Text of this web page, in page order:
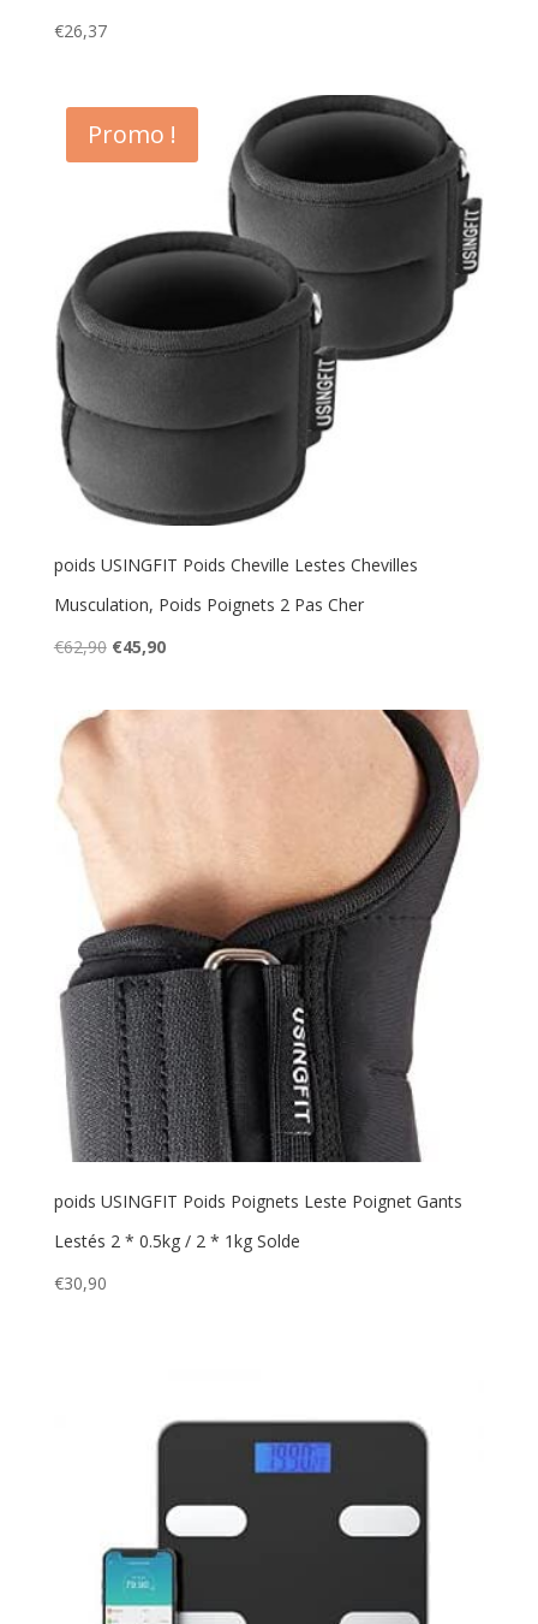
€26,37
Promo !
poids USINGFIT Poids Cheville Lestes Chevilles
Musculation, Poids Poignets 2 Pas Cher
€62,90 Le
était :
€45,90Le
poids USINGFIT Poids Poignets Leste Poignet Gants
Lestés 2 * 0.5kg / 2 * 1kg Solde
€30,90